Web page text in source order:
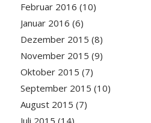
Februar 2016 (10)
Januar 2016 (6)
Dezember 2015 (8)
November 2015 (9)
Oktober 2015 (7)
September 2015 (10)
August 2015 (7)
Juli 2015 (14)